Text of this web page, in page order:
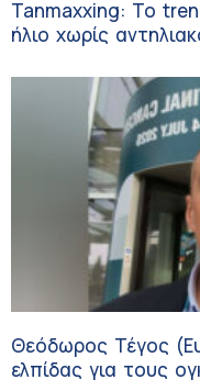
Tanmaxxing: To
ήλιο χωρίς
Θεόδωρος Τέγος
ελπίδας για τους